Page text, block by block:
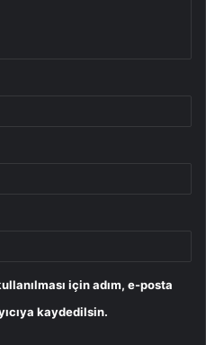
için adım, e-posta
kaydedilsin.